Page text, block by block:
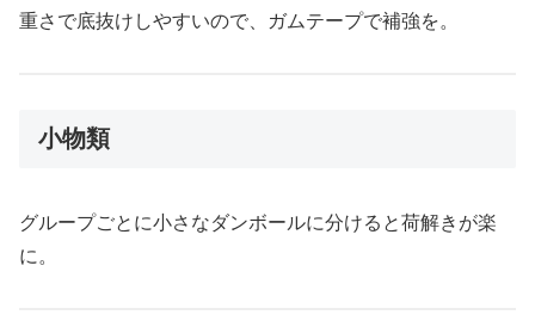
重さで底抜けしやすいので、ガムテープで補強を。
小物類
グループごとに小さなダンボールに分けると荷解きが楽
に。